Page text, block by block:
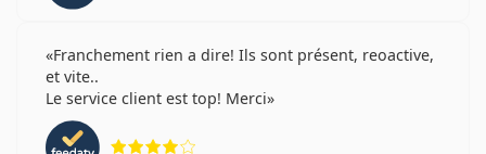
Franchement rien a dire! Ils sont présent, reoactive,
et vite..
Le service client est top! Merci